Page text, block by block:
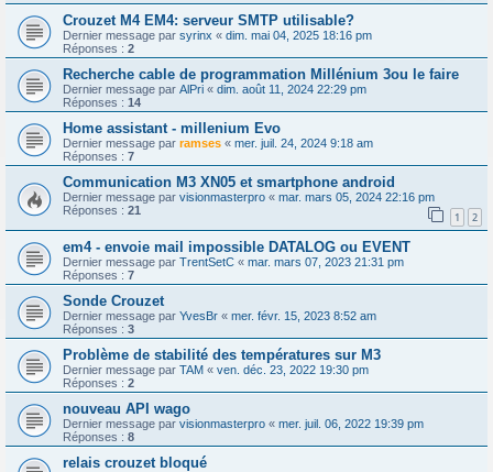
Crouzet M4 EM4: serveur SMTP utilisable?
Dernier message par syrinx « dim. mai 04, 2025 18:16 pm
Réponses : 2
Recherche cable de programmation Millénium 3ou le faire
Dernier message par AlPri « dim. août 11, 2024 22:29 pm
Réponses : 14
Home assistant - millenium Evo
Dernier message par ramses « mer. juil. 24, 2024 9:18 am
Réponses : 7
Communication M3 XN05 et smartphone android
Dernier message par visionmasterpro « mar. mars 05, 2024 22:16 pm
Réponses : 21 1 2
em4 - envoie mail impossible DATALOG ou EVENT
Dernier message par TrentSetC « mar. mars 07, 2023 21:31 pm
Réponses : 7
Sonde Crouzet
Dernier message par YvesBr « mer. févr. 15, 2023 8:52 am
Réponses : 3
Problème de stabilité des températures sur M3
Dernier message par TAM « ven. déc. 23, 2022 19:30 pm
Réponses : 2
nouveau API wago
Dernier message par visionmasterpro « mer. juil. 06, 2022 19:39 pm
Réponses : 8
relais crouzet bloqué